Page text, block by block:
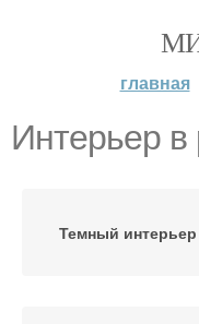
главная
Интерьер в
Темный интерьер